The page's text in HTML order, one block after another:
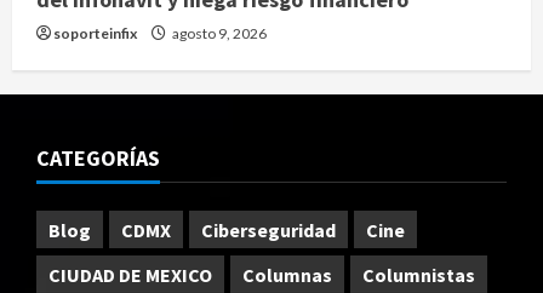
soporteinfix agosto 9, 2026
CATEGORÍAS
Blog CDMX Ciberseguridad
Cine
CIUDAD DE MEXICO
Columnas
Columnistas